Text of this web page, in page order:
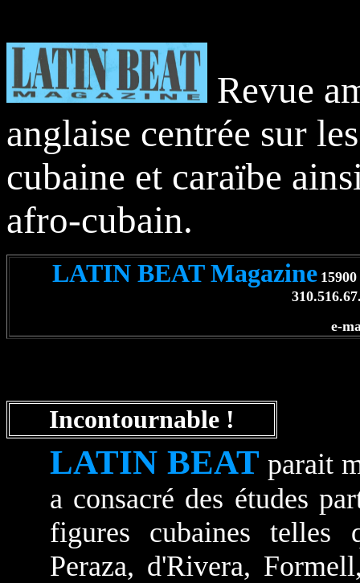
Revue
anglaise centrée sur
cubaine et caraïbe
afro-cubain.
LATIN BEAT Magazine
e-
Incontournable !
LATIN BEAT parait
a consacré des études
figures cubaines telles
Peraza, d'Rivera,